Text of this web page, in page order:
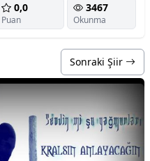
0,0
Puan
3467
Okunma
Sonraki Şiir